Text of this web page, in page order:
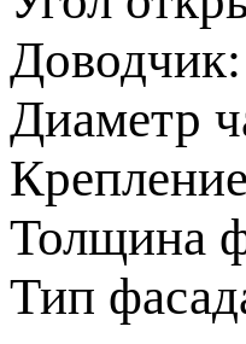
Доводчик:
Диаметр
Толщина
Тип